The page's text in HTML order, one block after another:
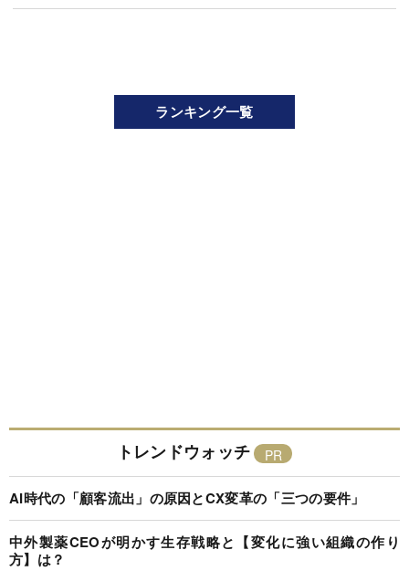
ランキング一覧
トレンドウォッチ
AI時代の「顧客流出」の原因とCX変革の「三つの要件」
中外製薬CEOが明かす生存戦略と【変化に強い組織の作り
方】は？